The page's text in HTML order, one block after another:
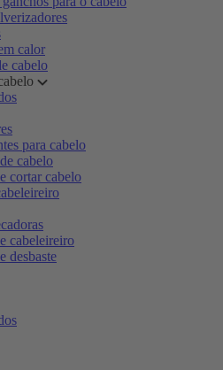
calor
cabelo
para cabelo
cabelo
cortar cabelo
cabeleireiro
desbaste